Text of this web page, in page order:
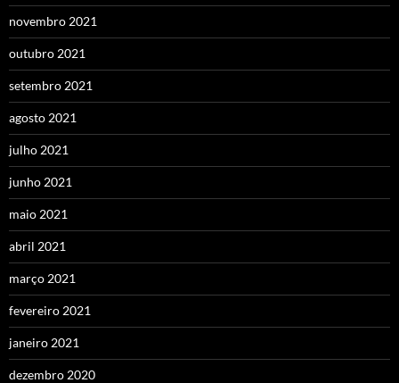
novembro 2021
outubro 2021
setembro 2021
agosto 2021
julho 2021
junho 2021
maio 2021
abril 2021
março 2021
fevereiro 2021
janeiro 2021
dezembro 2020